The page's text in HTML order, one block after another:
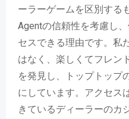
ーラーゲームを区別する
Agentの信頼性を考慮し
セスできる理由です。私
はなく、楽しくてフレン
を発見し、トップトップ
にしています。アクセス
きているディーラーのカ